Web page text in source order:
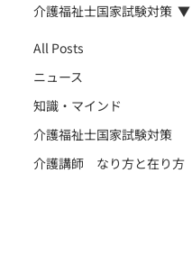
All Posts
ニュース
知識・マインド
介護福祉士国家試験対策
介護講師 なり方と在り方
介護福祉士国家試験対策